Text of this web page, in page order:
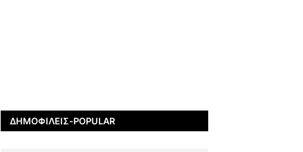
ΔΗΜΟΦΙΛΕΊΣ-POPULAR